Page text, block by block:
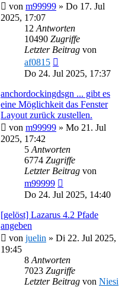
von m99999 » Do 17. Jul
2025, 17:07
12 Antworten
10490 Zugriffe
Letzter Beitrag von
af0815
Do 24. Jul 2025, 17:37
anchordockingdsgn ... gibt es
eine Möglichkeit das Fenster
Layout zurück zustellen.
von m99999 » Mo 21. Jul
2025, 17:42
5 Antworten
6774 Zugriffe
Letzter Beitrag von
m99999
Do 24. Jul 2025, 14:40
[gelöst] Lazarus 4.2 Pfade
angeben
von juelin » Di 22. Jul 2025,
19:45
8 Antworten
7023 Zugriffe
Letzter Beitrag von Niesi